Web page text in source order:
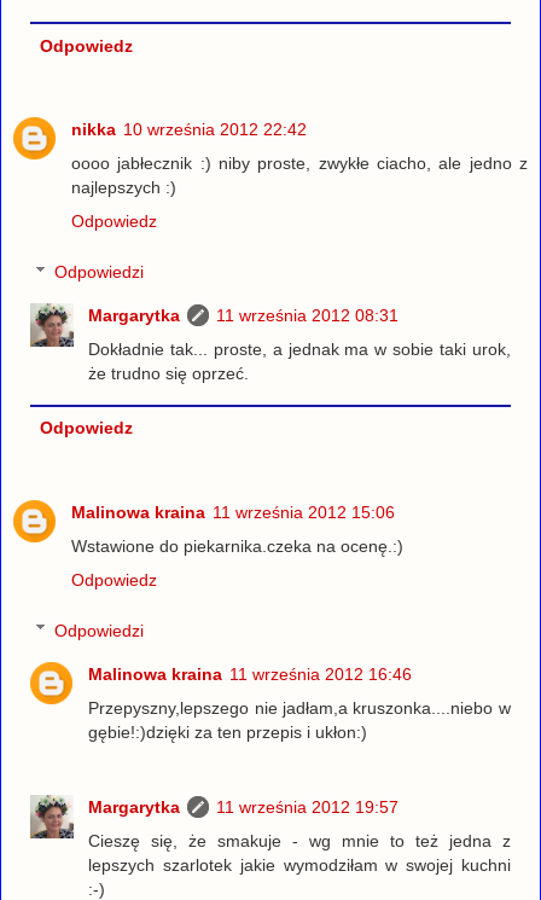
Odpowiedz
nikka 10 września 2012 22:42
oooo jabłecznik :) niby proste, zwykłe ciacho, ale jedno z
najlepszych :)
Odpowiedz
Odpowiedzi
Margarytka
11 września 2012 08:31
Dokładnie tak... proste, a jednak ma w sobie taki urok,
że trudno się oprzeć.
Odpowiedz
Malinowa kraina 11 września 2012 15:06
Wstawione do piekarnika.czeka na ocenę.:)
Odpowiedz
Odpowiedzi
Malinowa kraina 11 września 2012 16:46
Przepyszny,lepszego nie jadłam,a kruszonka....niebo w
gębie!:)dzięki za ten przepis i ukłon:)
Margarytka
11 września 2012 19:57
Cieszę się, że smakuje - wg mnie to też jedna z
lepszych szarlotek jakie wymodziłam w swojej kuchni
:-)